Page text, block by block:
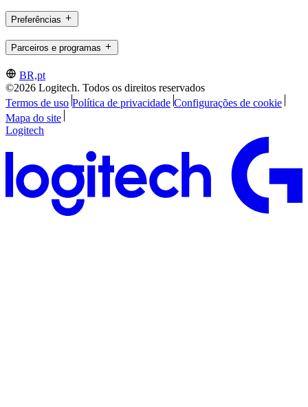
Preferências
Parceiros e programas
BR,pt
©2026 Logitech. Todos os direitos reservados
Termos de uso Política de privacidade Configurações de cookie
Mapa do site
Logitech